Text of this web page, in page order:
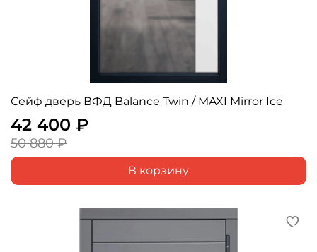
Сейф дверь ВФД Balance Twin / MAXI Mirror Ice
42 400 ₽
50 880 ₽
В корзину